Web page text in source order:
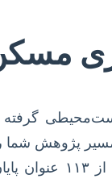
گرفته
پژوهش
این حوزه باشد. در این